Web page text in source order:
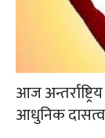
आज
आधुनिक